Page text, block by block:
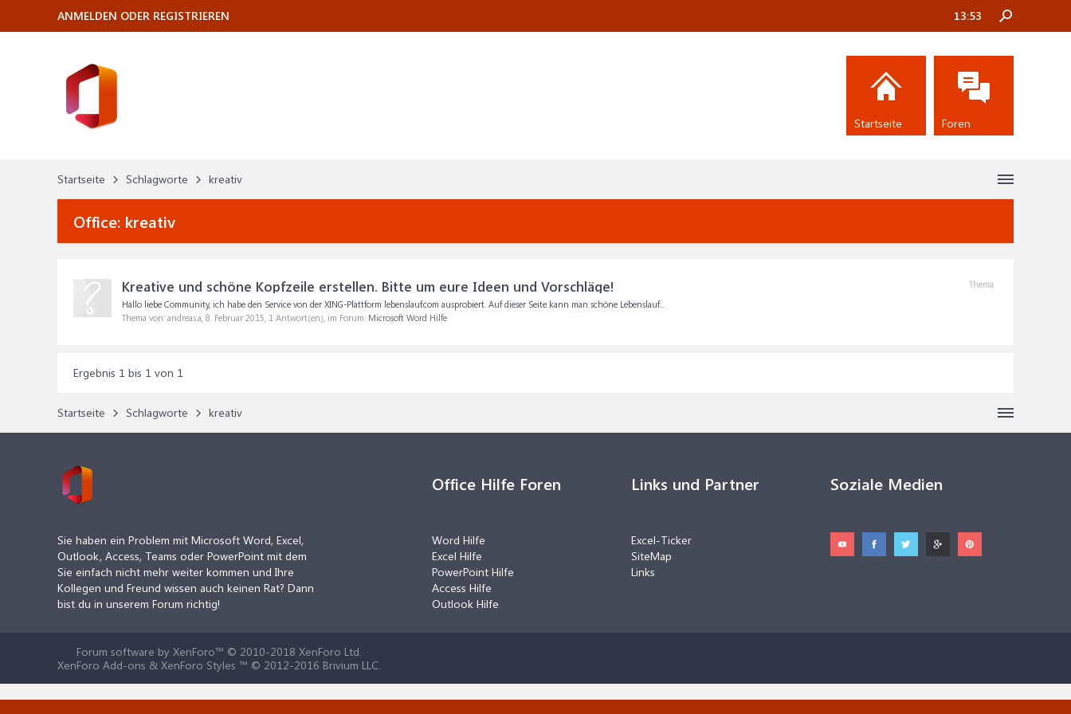
Startseite Schlagworte kreativ
Office: kreativ
Thema
Kreative und schöne Kopfzeile erstellen. Bitte um eure Ideen und Vorschläge!
Hallo liebe Community, ich habe den Service von der XING-Plattform lebenslauf.com ausprobiert. Auf dieser Seite kann man schöne Lebenslauf...
Thema von: andreas.a, 8. Februar 2015, 1 Antwort(en), im Forum: Microsoft Word Hilfe
Ergebnis 1 bis 1 von 1
Startseite Schlagworte kreativ
ANMELDEN ODER REGISTRIEREN 13:53
Startseite Foren
Sie haben ein Problem mit Microsoft Word, Excel,
Outlook, Access, Teams oder PowerPoint mit dem
Sie einfach nicht mehr weiter kommen und Ihre
Kollegen und Freund wissen auch keinen Rat? Dann
bist du in unserem Forum richtig!
Office Hilfe Foren
Word Hilfe
Excel Hilfe
PowerPoint Hilfe
Access Hilfe
Outlook Hilfe
Links und Partner
Excel-Ticker
SiteMap
Links
Soziale Medien
Forum software by XenForo™ © 2010-2018 XenForo Ltd.
XenForo Add-ons & XenForo Styles ™ © 2012-2016 Brivium LLC.